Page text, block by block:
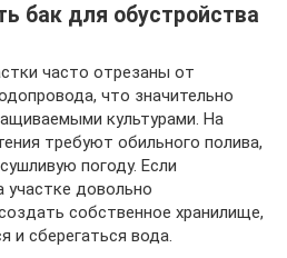
бак для обустройства
часто отрезаны от
что значительно
культурами. На
требуют обильного полива,
погоду. Если
участке довольно
собственное хранилище,
и сберегаться вода.